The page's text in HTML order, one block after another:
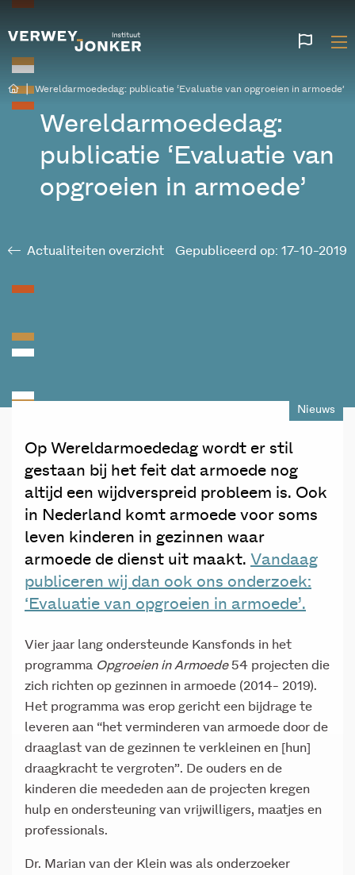
| Wereldarmoededag: publicatie ‘Evaluatie van opgroeien in armoede’
Wereldarmoededag:
publicatie ‘Evaluatie van
opgroeien in armoede’
Actualiteiten overzicht Gepubliceerd op: 17-10-2019
Nieuws
Op Wereldarmoededag wordt er stil
gestaan bij het feit dat armoede nog
altijd een wijdverspreid probleem is. Ook
in Nederland komt armoede voor soms
leven kinderen in gezinnen waar
armoede de dienst uit maakt. Vandaag
publiceren wij dan ook ons onderzoek:
‘Evaluatie van opgroeien in armoede’.
Vier jaar lang ondersteunde Kansfonds in het
programma Opgroeien in Armoede54 projecten die
zich richten op gezinnen in armoede (2014- 2019).
Het programma was erop gericht een bijdrage te
leveren aan “het verminderen van armoede door de
draaglast van de gezinnen te verkleinen en [hun]
draagkracht te vergroten”. De ouders en de
kinderen die meededen aan de projecten kregen
hulp en ondersteuning van vrijwilligers, maatjes en
professionals.
Dr. Marian van der Klein was als onderzoeker